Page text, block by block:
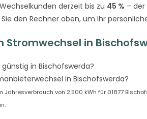
derzeit bis zu 45 % –
Sie den Rechner oben, um Ihr
Stromwechsel in
in Bischofswerda?
in Bischofswerda?
Jahresverbrauch von 2.500 kWh für 01877